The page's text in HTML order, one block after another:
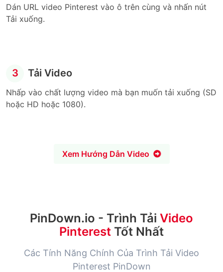
Dán URL video Pinterest vào ô trên cùng và nhấn nút
Tải xuống.
3 Tải Video
Nhấp vào chất lượng video mà bạn muốn tải xuống (SD
hoặc HD hoặc 1080).
Xem Hướng Dẫn Video
PinDown.io - Trình Tải Video
Pinterest Tốt Nhất
Các Tính Năng Chính Của Trình Tải Video
Pinterest PinDown